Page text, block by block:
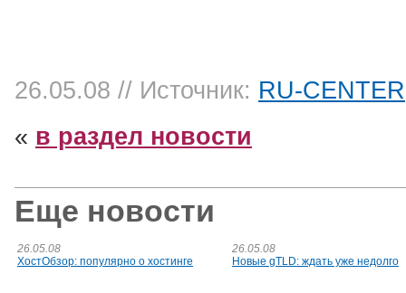
26.05.08 // Источник: RU-CENTER
« в раздел новости
Еще новости
26.05.08
ХостОбзор: популярно о хостинге
26.05.08
Новые gTLD: ждать уже недолго